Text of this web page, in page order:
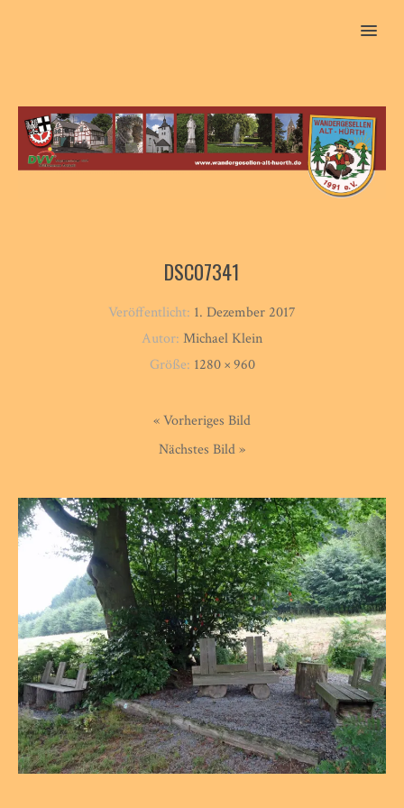
MENU
DSC07341
Veröffentlicht: 1. Dezember 2017
Autor: Michael Klein
Größe: 1280 × 960
« Vorheriges Bild
Nächstes Bild »